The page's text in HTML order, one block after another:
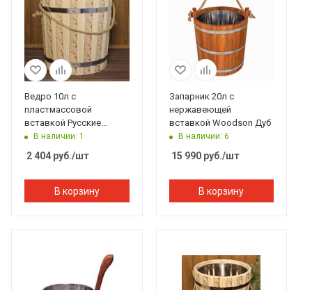
Ведро 10л с
пластмассовой
вставкой Русские
узоры, Банный Эксперт
В наличии: 1
2 404 руб./шт
В корзину
Запарник 20л с
нержавеющей
вставкой Woodson Дуб
В наличии: 6
15 990руб./шт
В корзину